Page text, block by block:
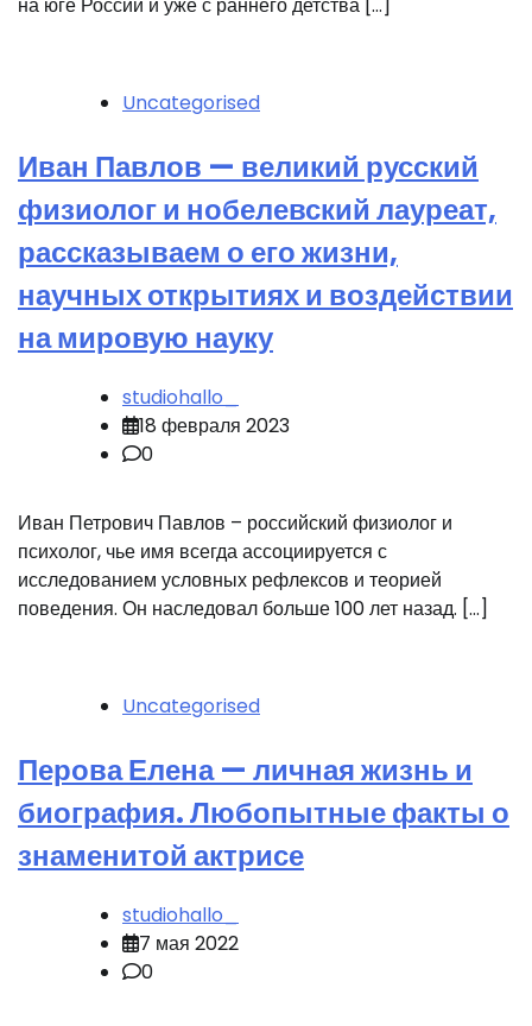
на юге России и уже с раннего детства […]
Uncategorised
Иван Павлов — великий русский
физиолог и нобелевский лауреат,
рассказываем о его жизни,
научных открытиях и воздействии
на мировую науку
studiohallo_
18 февраля 2023
0
Иван Петрович Павлов – российский физиолог и
психолог, чье имя всегда ассоциируется с
исследованием условных рефлексов и теорией
поведения. Он наследовал больше 100 лет назад. […]
Uncategorised
Перова Елена — личная жизнь и
биография. Любопытные факты о
знаменитой актрисе
studiohallo_
7 мая 2022
0